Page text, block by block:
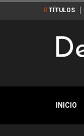
TÍTULOS
INICIO